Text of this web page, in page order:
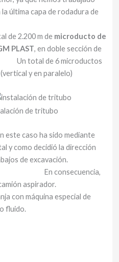
última capa de rodadura de
de 2.200 m de microducto de
PLAST, en doble sección de
de 6 microductos
y en paralelo)
este caso ha sido mediante
y como decidió la dirección
trabajos de excavación.
aspirador.
con máquina especial de
fluido.